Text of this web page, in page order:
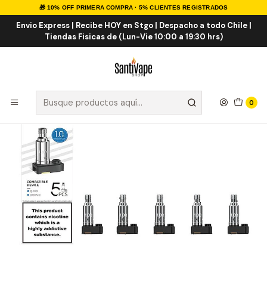
🎁 10% OFF PRIMERA COMPRA · 5% CLIENTES REGISTRADOS
Envio Express | Recibe HOY en Stgo | Despacho a todo Chile |
Tiendas Fisicas de (Lun-Vie 10:00 a 19:30 hrs)
0
Inicio INSUMOS RESISTENCIAS COMERCIALES
LostVape Orion Q-PRO 1.0 Coils